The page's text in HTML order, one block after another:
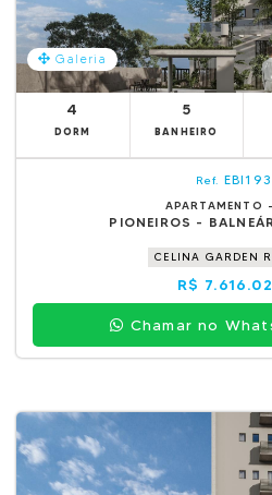
Galeria
4
DORM
5
BANHEIRO
Ref.
APARTAMENTO
PIONEIROS -
CELINA GARDEN
R$
Chamar no